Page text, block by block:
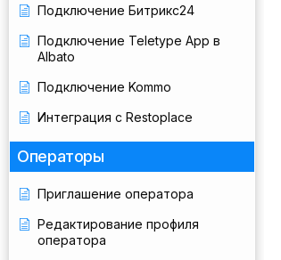
Подключение Битрикс24
Подключение Teletype App в
Albato
Подключение Kommo
Интеграция с Restoplace
Операторы
Приглашение оператора
Редактирование профиля
оператора